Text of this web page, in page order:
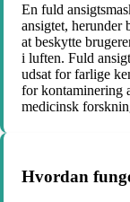
En fuld
ansigtet, herunder
at beskytte
i luften. Fuld
udsat for farlige
for kontaminering
medicinsk
Hvordan